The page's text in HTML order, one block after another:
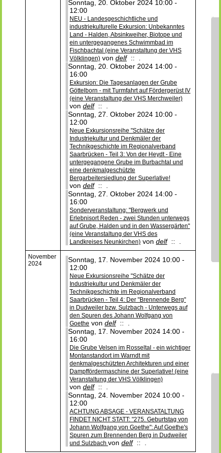
Sonntag, 20. Oktober 2024 10:00 -
12:00
NEU - Landesgeschichtliche und
industriekulturelle Exkursion: Unbekanntes
Land - Halden, Absinkweiher, Biotope und
ein untergegangenes Schwimmbad im
Fischbachtal (eine Veranstaltung der VHS
Völklingen) von delf:: .
Sonntag, 20. Oktober 2024 14:00 -
16:00
Exkursion: Die Tagesanlagen der Grube
Göttelborn - mit Turmfahrt auf Fördergerüst IV
(eine Veranstaltung der VHS Merchweiler)
von delf:: .
Sonntag, 27. Oktober 2024 10:00 -
12:00
Neue Exkursionsreihe "Schätze der
Industriekultur und Denkmäler der
Technikgeschichte im Regionalverband
Saarbrücken - Teil 3: Von der Heydt - Eine
untergegangene Grube im Burbachtal und
eine denkmalgeschützte
Bergarbeitersiedlung der Superlative!
von delf:: .
Sonntag, 27. Oktober 2024 14:00 -
16:00
Sonderveranstaltung: "Bergwerk und
Erlebnisort Reden - zwei Stunden unterwegs
auf Grube, Halden und in den Wassergärten"
(eine Veranstaltung der VHS des
Landkreises Neunkirchen) von delf:: .
November
2024
Sonntag, 17. November 2024 10:00 -
12:00
Neue Exkursionsreihe "Schätze der
Industriekultur und Denkmäler der
Technikgeschichte im Regionalverband
Saarbrücken - Teil 4: Der "Brennende Berg"
in Dudweiler bzw. Sulzbach - Unterwegs auf
den Spuren des Johann Wolfgang von
Goethe von delf:: .
Sonntag, 17. November 2024 14:00 -
16:00
Die Grube Velsen im Rosseltal - ein wichtiger
Montanstandort im Warndt mit
denkmalgeschützten Architekturen und einer
Dampffördermaschine der Superlative! (eine
Veranstaltung der VHS Völklingen)
von delf:: .
Sonntag, 24. November 2024 10:00 -
12:00
ACHTUNG ABSAGE - VERANSATALTUNG
FINDET NICHT STATT: "275. Geburtstag von
Johann Wolfgang von Goethe": Auf Goethe's
Spuren zum Brennenden Berg in Dudweiler
und Sulzbach von delf:: .